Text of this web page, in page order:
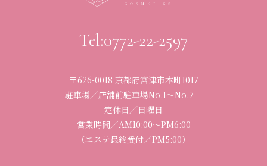
Tel:0772-22-2597
〒626-0018 京都府宮津市本町1017
駐車場／店舗前駐車場No.1〜No.7
定休日／日曜日
営業時間／AM10:00〜PM6:00
（エステ最終受付／PM5:00）